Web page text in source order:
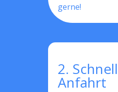
gerne!
2.
Anfahrt